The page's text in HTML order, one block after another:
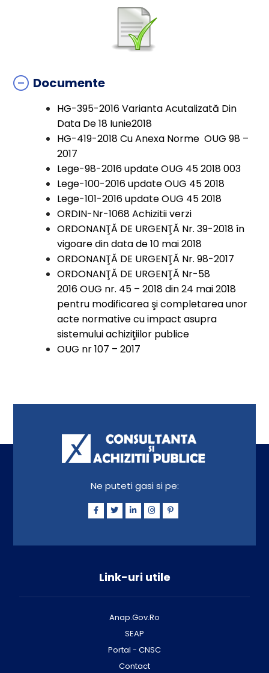
Documente
HG-395-2016 Varianta Acutalizată Din
Data De 18 Iunie2018
HG-419-2018 Cu Anexa Norme OUG 98 –
2017
Lege-98-2016 update OUG 45 2018 003
Lege-100-2016 update OUG 45 2018
Lege-101-2016 update OUG 45 2018
ORDIN-Nr-1068 Achizitii verzi
ORDONANŢĂ DE URGENŢĂ Nr. 39-2018 în
vigoare din data de 10 mai 2018
ORDONANŢĂ DE URGENŢĂ Nr. 98-2017
ORDONANŢĂ DE URGENŢĂ Nr-58
2016OUG nr. 45 – 2018 din 24 mai 2018
pentru modificarea şi completarea unor
acte normative cu impact asupra
sistemului achiziţiilor publice
OUG nr 107 – 2017
Ne puteti gasi si pe:
Link-uri utile
Anap.Gov.Ro
SEAP
Portal - CNSC
Contact